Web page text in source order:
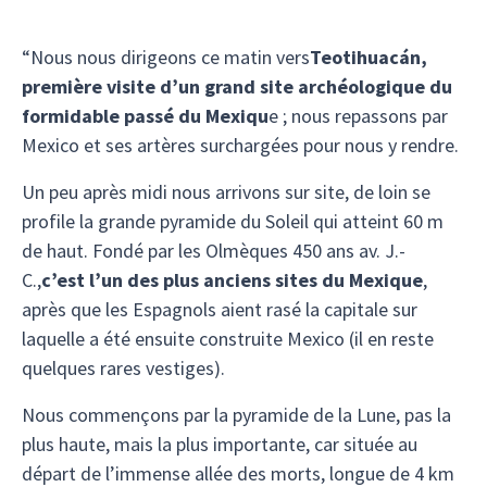
“Nous nous dirigeons ce matin versTeotihuacán,
première visite d’un grand site archéologique du
formidable passé du Mexique ; nous repassons par
Mexico et ses artères surchargées pour nous y rendre.
Un peu après midi nous arrivons sur site, de loin se
profile la grande pyramide du Soleil qui atteint 60 m
de haut. Fondé par les Olmèques 450 ans av. J.-
C.,c’est l’un des plus anciens sites du Mexique,
après que les Espagnols aient rasé la capitale sur
laquelle a été ensuite construite Mexico (il en reste
quelques rares vestiges).
Nous commençons par la pyramide de la Lune, pas la
plus haute, mais la plus importante, car située au
départ de l’immense allée des morts, longue de 4 km